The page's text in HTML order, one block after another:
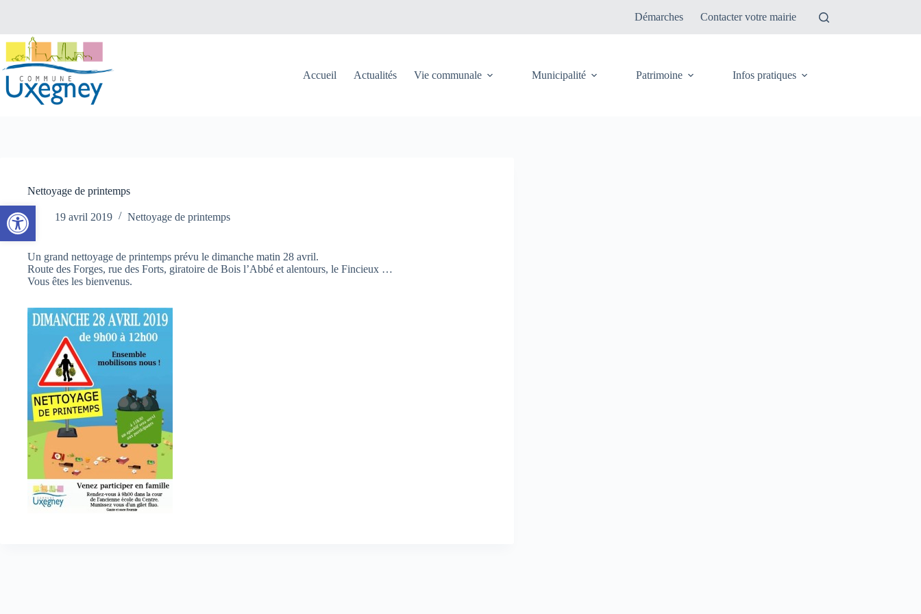
Ouvrir la barre d’outils
Démarches Contacter votre mairie
Accueil Actualités Vie communale Municipalité Patrimoine Infos pratiques
Nettoyage de printemps
19 avril 2019 Nettoyage de printemps
Un grand nettoyage de printemps prévu le dimanche matin 28 avril.
Route des Forges, rue des Forts, giratoire de Bois l’Abbé et alentours, le Fincieux …
Vous êtes les bienvenus.